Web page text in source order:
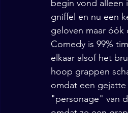
begin vond alleen
gniffel en nu een
geloven maar
Comedy is 99%
elkaar alsof het
hoop grappen
omdat een
"personage" van